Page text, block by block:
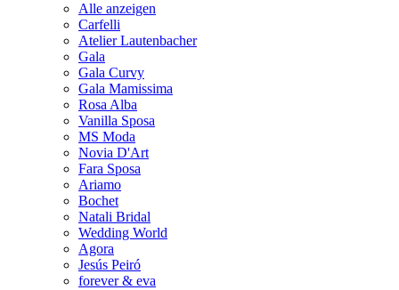
Alle anzeigen
Carfelli
Atelier Lautenbacher
Gala
Gala Curvy
Gala Mamissima
Rosa Alba
Vanilla Sposa
MS Moda
Novia D'Art
Fara Sposa
Ariamo
Bochet
Natali Bridal
Wedding World
Agora
Jesús Peiró
forever & eva